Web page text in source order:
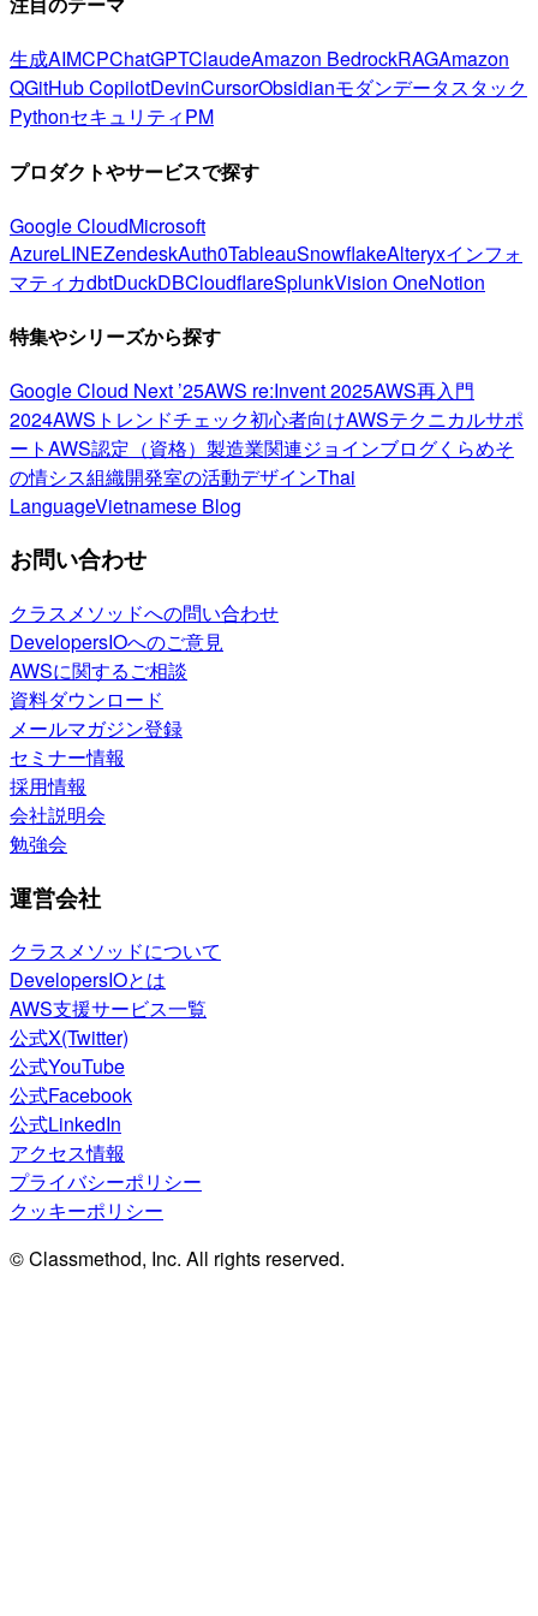
生成AIMCPChatGPTClaudeAmazon BedrockRAGAmazon
QGitHub CopilotDevinCursorObsidianモダンデータスタック
PythonセキュリティPM
プロダクトやサービスで探す
Google CloudMicrosoft
AzureLINEZendeskAuth0TableauSnowflakeAlteryxインフォ
マティカdbtDuckDBCloudflareSplunkVision OneNotion
特集やシリーズから探す
Google Cloud Next ’25AWS re:Invent 2025AWS再入門
2024AWSトレンドチェック初心者向けAWSテクニカルサポ
ートAWS認定（資格） 製造業関連ジョインブログくらめそ
の情シス組織開発室の活動デザインThai
LanguageVietnamese Blog
お問い合わせ
クラスメソッドへの問い合わせ
DevelopersIOへのご意見
AWSに関するご相談
資料ダウンロード
メールマガジン登録
セミナー情報
採用情報
会社説明会
勉強会
運営会社
クラスメソッドについて
DevelopersIOとは
AWS支援サービス一覧
公式X(Twitter)
公式YouTube
公式Facebook
公式LinkedIn
アクセス情報
プライバシーポリシー
クッキーポリシー
© Classmethod, Inc. All rights reserved.